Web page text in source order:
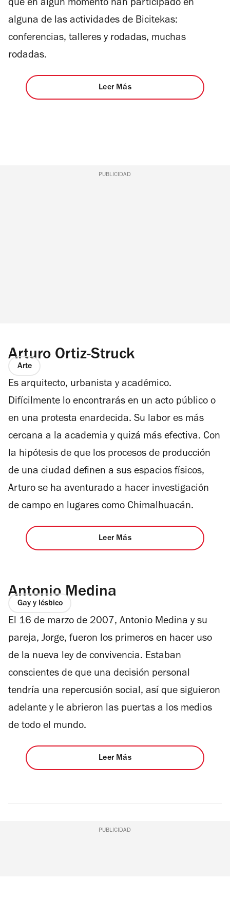
que en algún momento han participado en
alguna de las actividades de Bicitekas:
conferencias, talleres y rodadas, muchas
rodadas.
Leer Más
PUBLICIDAD
Arturo Ortiz-Struck
Arte
Es arquitecto, urbanista y académico.
Difícilmente lo encontrarás en un acto público o
en una protesta enardecida. Su labor es más
cercana a la academia y quizá más efectiva. Con
la hipótesis de que los procesos de producción
de una ciudad definen a sus espacios físicos,
Arturo se ha aventurado a hacer investigación
de campo en lugares como Chimalhuacán.
Leer Más
Antonio Medina
Gay y lésbico
El 16 de marzo de 2007, Antonio Medina y su
pareja, Jorge, fueron los primeros en hacer uso
de la nueva ley de convivencia. Estaban
conscientes de que una decisión personal
tendría una repercusión social, así que siguieron
adelante y le abrieron las puertas a los medios
de todo el mundo.
Leer Más
PUBLICIDAD